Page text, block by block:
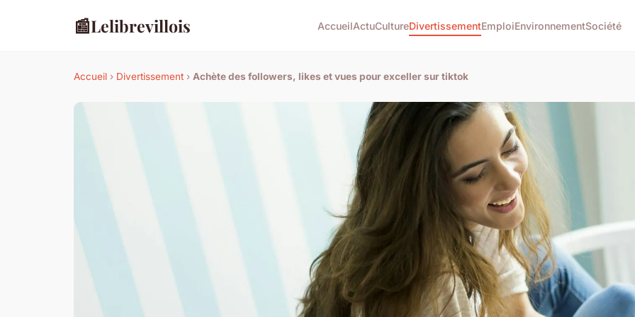
📰Lelibrevillois AccueilActuCultureDivertissementEmploiEnvironnementSociété
Accueil › Divertissement › Achète des followers, likes et vues pour exceller sur tiktok